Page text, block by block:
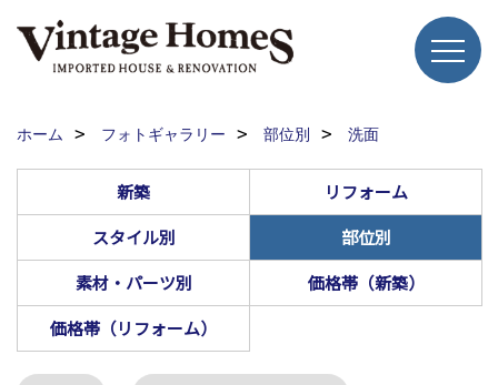
ホーム フォトギャラリー 部位別 洗面
新築
リフォーム
スタイル別
部位別
素材・パーツ別
価格帯（新築）
価格帯（リフォーム）